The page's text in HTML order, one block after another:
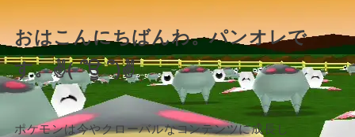
おはこんにちばんわ。パンオレで
す。✌( ՞ਊ ՞)✌
ポケモンは今やクローバルなコンテンツに成長し